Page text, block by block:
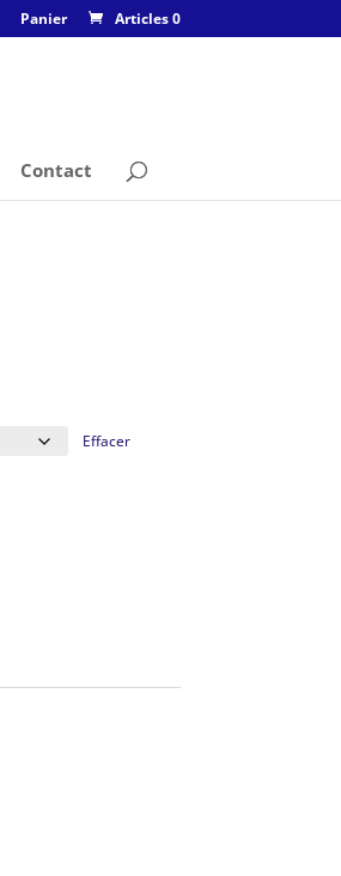
Panier Articles 0
Contact
Effacer